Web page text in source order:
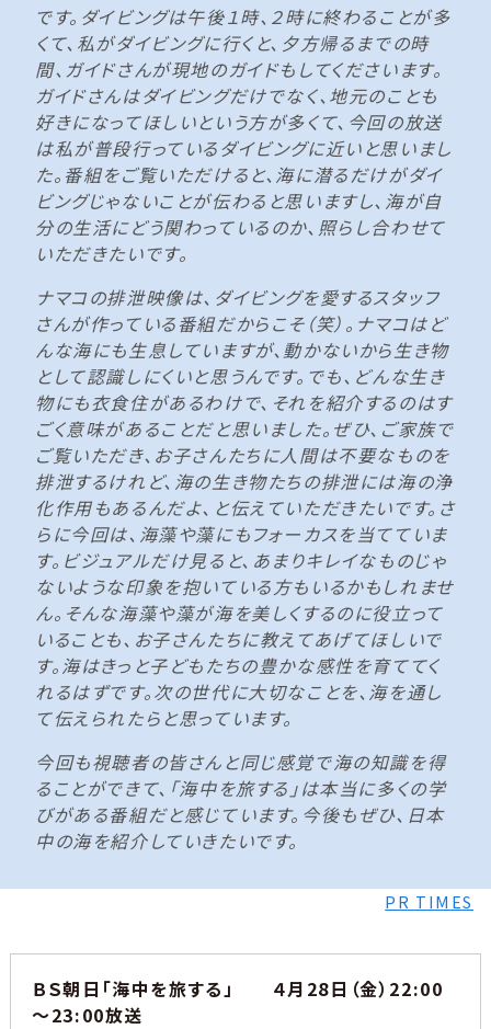
です。ダイビングは午後１時、２時に終わることが多
くて、私がダイビングに行くと、夕方帰るまでの時
間、ガイドさんが現地のガイドもしてくださいます。
ガイドさんはダイビングだけでなく、地元のことも
好きになってほしいという方が多くて、今回の放送
は私が普段行っているダイビングに近いと思いまし
た。番組をご覧いただけると、海に潜るだけがダイ
ビングじゃないことが伝わると思いますし、海が自
分の生活にどう関わっているのか、照らし合わせて
いただきたいです。
ナマコの排泄映像は、ダイビングを愛するスタッフ
さんが作っている番組だからこそ（笑）。ナマコはど
んな海にも生息していますが、動かないから生き物
として認識しにくいと思うんです。でも、どんな生き
物にも衣食住があるわけで、それを紹介するのはす
ごく意味があることだと思いました。ぜひ、ご家族で
ご覧いただき、お子さんたちに人間は不要なものを
排泄するけれど、海の生き物たちの排泄には海の浄
化作用もあるんだよ、と伝えていただきたいです。さ
らに今回は、海藻や藻にもフォーカスを当てていま
す。ビジュアルだけ見ると、あまりキレイなものじゃ
ないような印象を抱いている方もいるかもしれませ
ん。そんな海藻や藻が海を美しくするのに役立って
いることも、お子さんたちに教えてあげてほしいで
す。海はきっと子どもたちの豊かな感性を育ててく
れるはずです。次の世代に大切なことを、海を通し
て伝えられたらと思っています。
今回も視聴者の皆さんと同じ感覚で海の知識を得
ることができて、「海中を旅する」は本当に多くの学
びがある番組だと感じています。今後もぜひ、日本
中の海を紹介していきたいです。
PR TIMES
ＢＳ朝日「海中を旅する」 ４月28日（金）22:00
～23:00放送